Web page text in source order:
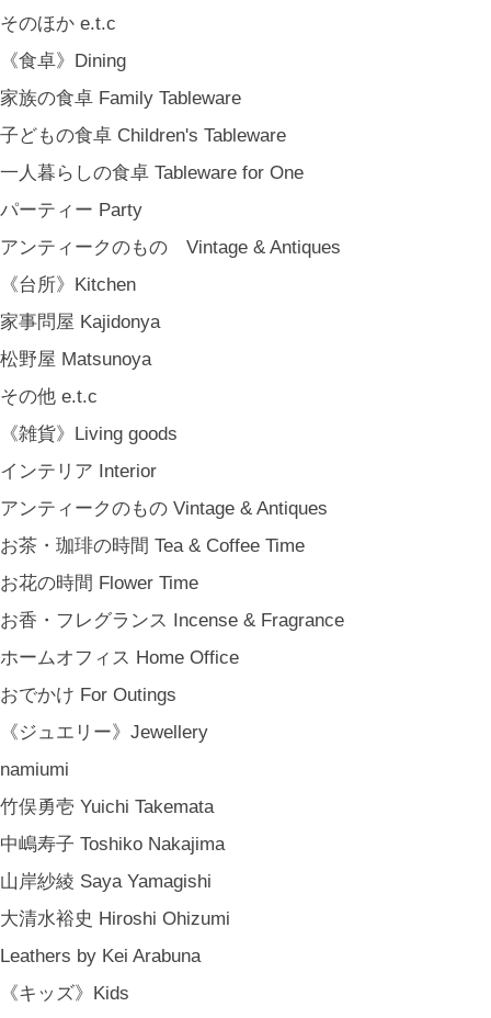
そのほか e.t.c
《食卓》Dining
家族の食卓 Family Tableware
子どもの食卓 Children's Tableware
一人暮らしの食卓 Tableware for One
パーティー Party
アンティークのもの Vintage & Antiques
《台所》Kitchen
家事問屋 Kajidonya
松野屋 Matsunoya
その他 e.t.c
《雑貨》Living goods
インテリア Interior
アンティークのもの Vintage & Antiques
お茶・珈琲の時間 Tea & Coffee Time
お花の時間 Flower Time
お香・フレグランス Incense & Fragrance
ホームオフィス Home Office
おでかけ For Outings
《ジュエリー》Jewellery
namiumi
竹俣勇壱 Yuichi Takemata
中嶋寿子 Toshiko Nakajima
山岸紗綾 Saya Yamagishi
大清水裕史 Hiroshi Ohizumi
Leathers by Kei Arabuna
《キッズ》Kids